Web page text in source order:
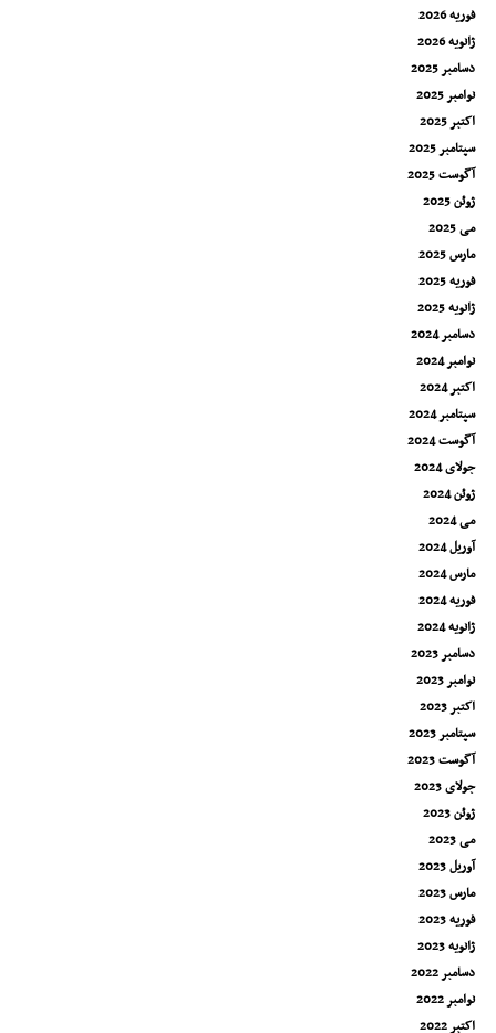
فوریه 2026
ژانویه 2026
دسامبر 2025
نوامبر 2025
اکتبر 2025
سپتامبر 2025
آگوست 2025
ژوئن 2025
می 2025
مارس 2025
فوریه 2025
ژانویه 2025
دسامبر 2024
نوامبر 2024
اکتبر 2024
سپتامبر 2024
آگوست 2024
جولای 2024
ژوئن 2024
می 2024
آوریل 2024
مارس 2024
فوریه 2024
ژانویه 2024
دسامبر 2023
نوامبر 2023
اکتبر 2023
سپتامبر 2023
آگوست 2023
جولای 2023
ژوئن 2023
می 2023
آوریل 2023
مارس 2023
فوریه 2023
ژانویه 2023
دسامبر 2022
نوامبر 2022
اکتبر 2022